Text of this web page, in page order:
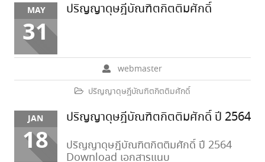
MAY
31
ปริญญาดุษฎีบัณฑิตกิตติมศักดิ์
webmaster
ปริญญาดุษฎีบัณฑิตกิตติมศักดิ์
JAN
18
ปริญญาดุษฎีบัณฑิตกิตติมศักดิ์ ปี 2564
ปริญญาดุษฎีบัณฑิตกิตติมศักดิ์ ปี 2564
Download เอกสารแนบ